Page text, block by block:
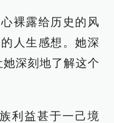
裸露给历史的风
人生感想。她深
深刻地了解这个
利益甚于一己境